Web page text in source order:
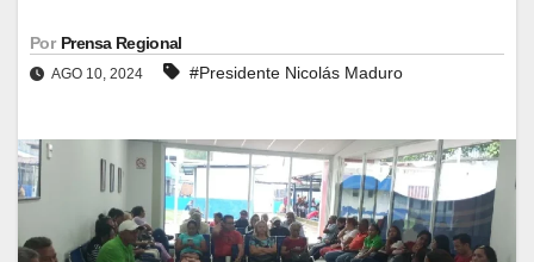
Por Prensa Regional
AGO 10, 2024 #Presidente Nicolás Maduro